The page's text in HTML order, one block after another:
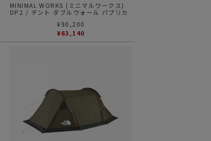
MINIMAL WORKS (ミニマルワークス)
DP2 / テント ダブルウォール パプリカ
¥ 90,200
¥63,140